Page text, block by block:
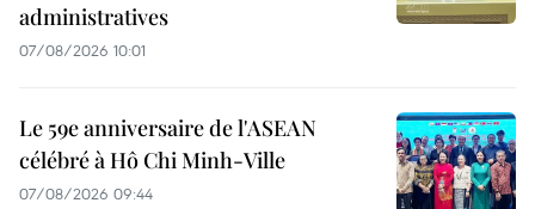
administratives
07/08/2026 10:01
Le 59e anniversaire de l'ASEAN
célébré à Hô Chi Minh-Ville
07/08/2026 09:44